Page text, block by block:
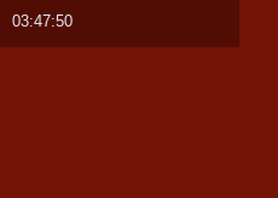
----03:47:51